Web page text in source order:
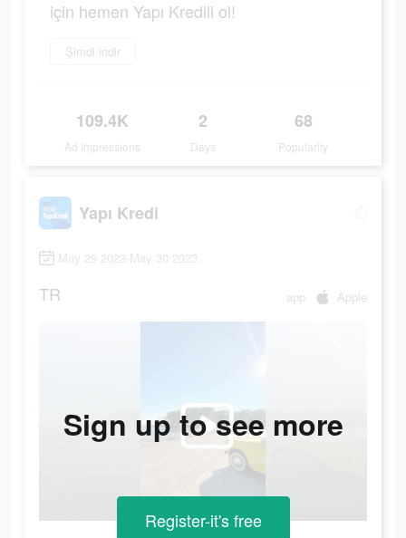
için hemen Yapı Kredili ol!
Şimdi indir
109.4K
Ad Impressions
2
Days
68
Popularity
Yapı Kredi
May 29 2023-May 30 2023
TR app Apple
Sign up to see more
Register-it's free